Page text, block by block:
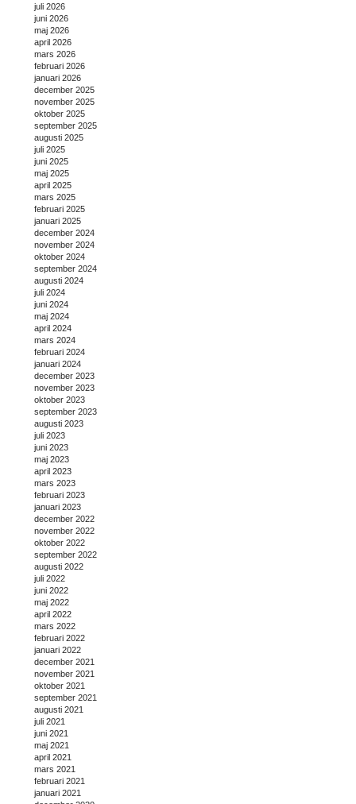
juli 2026
juni 2026
maj 2026
april 2026
mars 2026
februari 2026
januari 2026
december 2025
november 2025
oktober 2025
september 2025
augusti 2025
juli 2025
juni 2025
maj 2025
april 2025
mars 2025
februari 2025
januari 2025
december 2024
november 2024
oktober 2024
september 2024
augusti 2024
juli 2024
juni 2024
maj 2024
april 2024
mars 2024
februari 2024
januari 2024
december 2023
november 2023
oktober 2023
september 2023
augusti 2023
juli 2023
juni 2023
maj 2023
april 2023
mars 2023
februari 2023
januari 2023
december 2022
november 2022
oktober 2022
september 2022
augusti 2022
juli 2022
juni 2022
maj 2022
april 2022
mars 2022
februari 2022
januari 2022
december 2021
november 2021
oktober 2021
september 2021
augusti 2021
juli 2021
juni 2021
maj 2021
april 2021
mars 2021
februari 2021
januari 2021